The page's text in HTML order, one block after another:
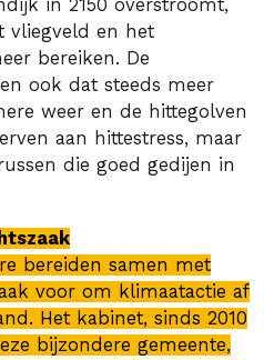
in 2150 overstroomt,
vliegveld en het
bereiken. De
ook dat steeds meer
weer en de hittegolven
aan hittestress, maar
die goed gedijen in
bereiden samen met
voor om klimaatactie af
Het kabinet, sinds 2010
bijzondere gemeente,